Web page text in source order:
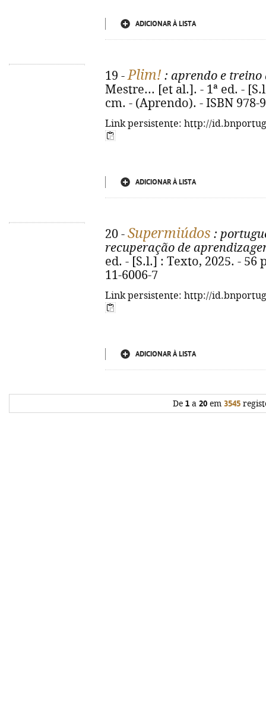
ADICIONAR À LISTA
19 -Plim! : aprendo e treino
Mestre... [et al.]. - 1ª ed. -
cm. - (Aprendo). - ISBN 978-
Link persistente: http://
ADICIONAR À LISTA
20 - Supermiúdos :
recuperação de
ed. - [S.l.] : Texto, 2025. - 56
11-6006-7
Link persistente: http://
ADICIONAR À LISTA
De 1a 20em 3545